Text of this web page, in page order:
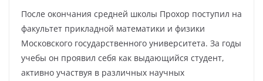
После окончания средней школы Прохор поступил на
факультет прикладной математики и физики
Московского государственного университета. За годы
учебы он проявил себя как выдающийся студент,
активно участвуя в различных научных